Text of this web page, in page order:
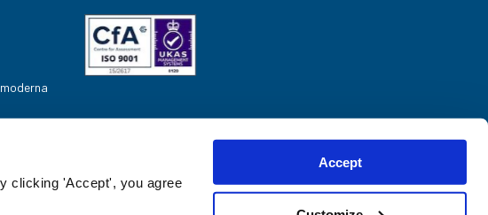
clicking 'Accept', you agree
Accept